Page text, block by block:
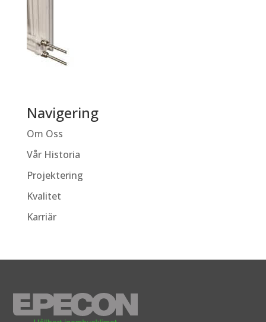
Navigering
Om Oss
Vår Historia
Projektering
Kvalitet
Karriär